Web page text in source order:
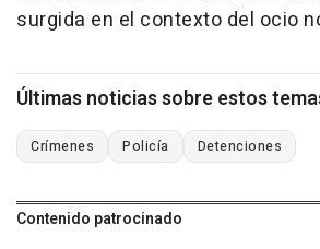
surgida en el contexto del ocio
Últimas noticias sobre estos
Crímenes Policía Detenciones
Contenido patrocinado